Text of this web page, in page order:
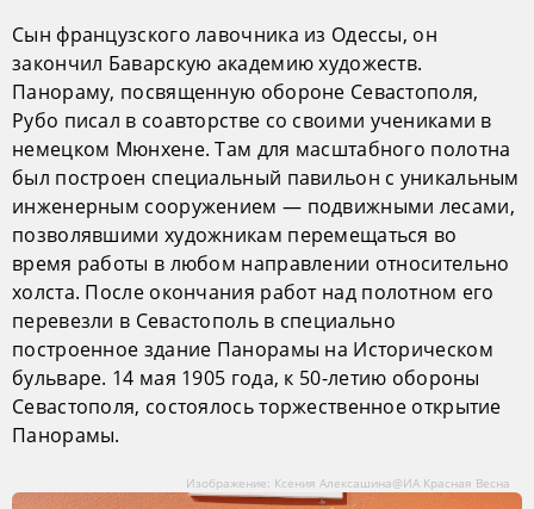
Сын французского лавочника из Одессы, он
закончил Баварскую академию художеств.
Панораму, посвященную обороне Севастополя,
Рубо писал в соавторстве со своими учениками в
немецком Мюнхене. Там для масштабного полотна
был построен специальный павильон с уникальным
инженерным сооружением — подвижными лесами,
позволявшими художникам перемещаться во
время работы в любом направлении относительно
холста. После окончания работ над полотном его
перевезли в Севастополь в специально
построенное здание Панорамы на Историческом
бульваре. 14 мая 1905 года, к 50-летию обороны
Севастополя, состоялось торжественное открытие
Панорамы.
Изображение: Ксения Алексашина@ИА Красная Весна